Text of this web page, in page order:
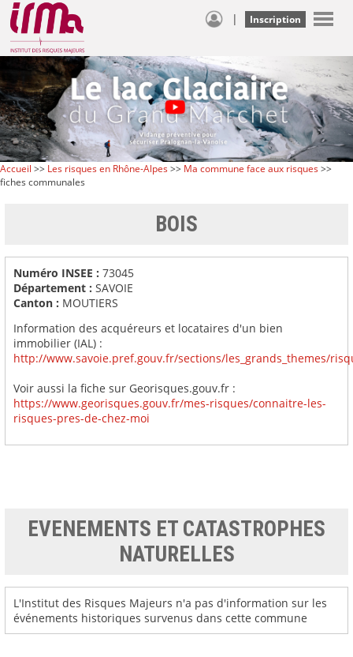
| Inscription
Accueil >> Les risques en Rhône-Alpes>> Ma commune face aux risques>>
fiches communales
BOIS
Numéro INSEE : 73045
Département : SAVOIE
Canton : MOUTIERS
Information des acquéreurs et locataires d'un bien
immobilier (IAL) :
http://www.savoie.pref.gouv.fr/sections/les_grands_themes/
Voir aussi la fiche sur Georisques.gouv.fr :
https://www.georisques.gouv.fr/mes-risques/connaitre-les-
risques-pres-de-chez-moi
EVENEMENTS ET CATASTROPHES
NATURELLES
L'Institut des Risques Majeurs n'a pas d'information sur les
événements historiques survenus dans cette commune